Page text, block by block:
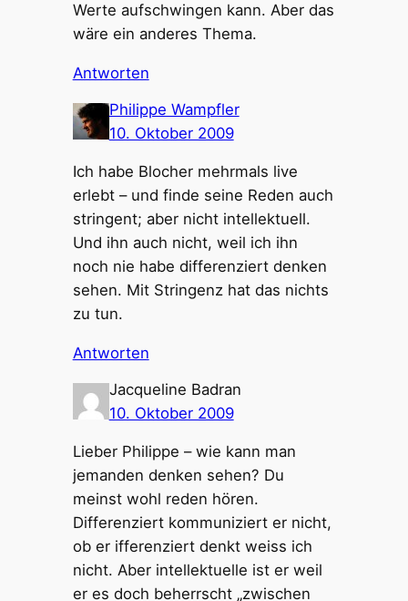
Werte aufschwingen kann. Aber das
wäre ein anderes Thema.
Antworten
Philippe Wampfler
10. Oktober 2009
Ich habe Blocher mehrmals live
erlebt – und finde seine Reden auch
stringent; aber nicht intellektuell.
Und ihn auch nicht, weil ich ihn
noch nie habe differenziert denken
sehen. Mit Stringenz hat das nichts
zu tun.
Antworten
Jacqueline Badran
10. Oktober 2009
Lieber Philippe – wie kann man
jemanden denken sehen? Du
meinst wohl reden hören.
Differenziert kommuniziert er nicht,
ob er ifferenziert denkt weiss ich
nicht. Aber intellektuelle ist er weil
er es doch beherrscht „zwischen